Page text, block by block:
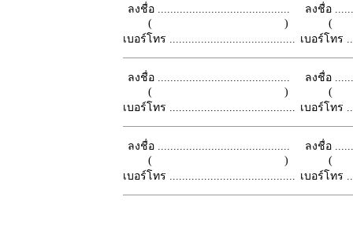
ลงชื่อ ..........................................
( )
เบอร์โทร ........................................
ลงชื่อ
เบอร์โทร
ลงชื่อ ..........................................
( )
เบอร์โทร ........................................
ลงชื่อ
เบอร์โทร
ลงชื่อ ..........................................
( )
เบอร์โทร ........................................
ลงชื่อ
เบอร์โทร